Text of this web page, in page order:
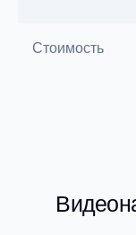
Стоимость